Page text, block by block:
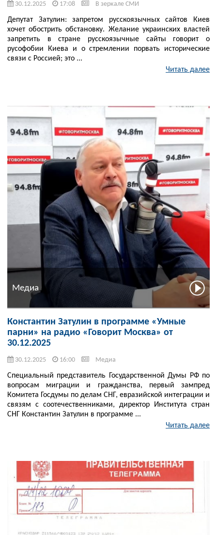
30.12.2025 17:08 В зеркале СМИ
Депутат Затулин: запретом русскоязычных сайтов Киев
хочет обострить обстановку. Желание украинских властей
запретить в стране русскоязычные сайты говорит о
русофобии Киева и о стремлении порвать исторические
связи с Россией; это ...
Читать далее
Медиа
Константин Затулин в программе «Умные
парни» на радио «Говорит Москва» от
30.12.2025
30.12.2025 16:00 Медиа
Специальный представитель Государственной Думы РФ по
вопросам миграции и гражданства, первый зампред
Комитета Госдумы по делам СНГ, евразийской интеграции и
связям с соотечественниками, директор Института стран
СНГ Константин Затулин в программе ...
Читать далее